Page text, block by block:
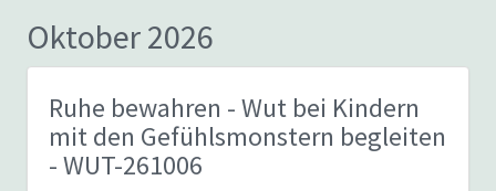
Oktober 2026
Ruhe bewahren - Wut bei Kindern
mit den Gefühlsmonstern begleiten
- WUT-261006